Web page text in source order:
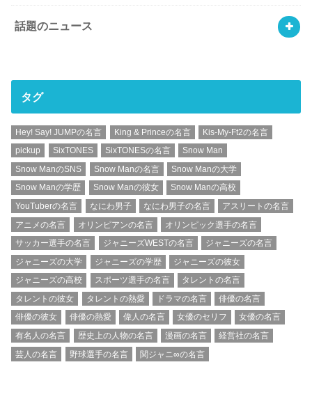
話題のニュース
タグ
Hey! Say! JUMPの名言 King & Princeの名言
Kis-My-Ft2の名言
pickup
SixTONES SixTONESの名言
Snow Man
Snow ManのSNS
Snow Manの名言
Snow Manの大学
Snow Manの学歴
Snow Manの彼女
Snow Manの高校
YouTuberの名言
なにわ男子 なにわ男子の名言
アスリートの名言
アニメの名言
オリンピアンの名言
オリンピック選手の名言
サッカー選手の名言
ジャニーズWESTの名言
ジャニーズの名言
ジャニーズの大学
ジャニーズの学歴
ジャニーズの彼女
ジャニーズの高校
スポーツ選手の名言
タレントの名言
タレントの彼女
タレントの熱愛 ドラマの名言
俳優の名言
俳優の彼女
俳優の熱愛 偉人の名言 女優のセリフ
女優の名言
有名人の名言
歴史上の人物の名言 漫画の名言
経営社の名言
芸人の名言
野球選手の名言 関ジャニ∞の名言